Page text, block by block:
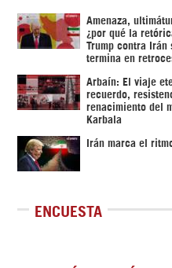
Amenaza,
¿por qué la
Trump contra Irán
termina en
Arbaín: El viaje
recuerdo,
renacimiento del
Karbala
Irán marca el
ENCUESTA